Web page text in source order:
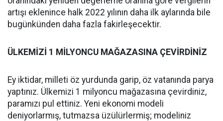
artışı eklenince halk 2022 yılının daha ilk aylarında bile
bugünkünden daha fazla fakirleşecektir.
ÜLKEMİZİ 1 MİLYONCU MAĞAZASINA ÇEVİRDİNİZ
Ey iktidar, milleti öz yurdunda garip, öz vatanında parya
yaptınız. Ülkemizi 1 milyoncu mağazasına çevirdiniz,
paramızı pul ettiniz. Yeni ekonomi modeli
deniyorlarmış, tutmazsa üzülürlermiş; modeliniz